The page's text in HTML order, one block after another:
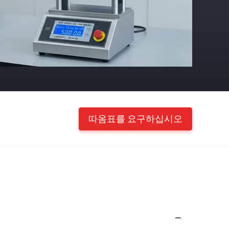
따옴표를 요구하십시오